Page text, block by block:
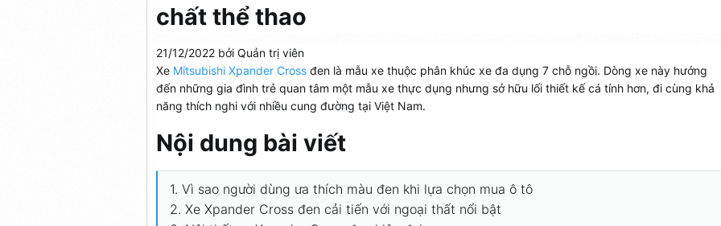
chất thể thao
21/12/2022 bởi Quản trị viên
Xe Mitsubishi Xpander Crossđen là mẫu xe thuộc phân khúc xe đa dụng 7 chỗ ngồi. Dòng xe này hướng
đến những gia đình trẻ quan tâm một mẫu xe thực dụng nhưng sở hữu lối thiết kế cá tính hơn, đi cùng khả
năng thích nghi với nhiều cung đường tại Việt Nam.
Nội dung bài viết
1. Vì sao người dùng ưa thích màu đen khi lựa chọn mua ô tô
2. Xe Xpander Cross đen cải tiến với ngoại thất nổi bật